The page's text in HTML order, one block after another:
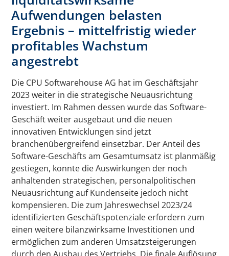
Aufwendungen belasten
Ergebnis – mittelfristig wieder
profitables Wachstum
angestrebt
Die CPU Softwarehouse AG hat im Geschäftsjahr
2023 weiter in die strategische Neuausrichtung
investiert. Im Rahmen dessen wurde das Software-
Geschäft weiter ausgebaut und die neuen
innovativen Entwicklungen sind jetzt
branchenübergreifend einsetzbar. Der Anteil des
Software-Geschäfts am Gesamtumsatz ist planmäßig
gestiegen, konnte die Auswirkungen der noch
anhaltenden strategischen, personalpolitischen
Neuausrichtung auf Kundenseite jedoch nicht
kompensieren. Die zum Jahreswechsel 2023/24
identifizierten Geschäftspotenziale erfordern zum
einen weitere bilanzwirksame Investitionen und
ermöglichen zum anderen Umsatzsteigerungen
durch den Ausbau des Vertriebs. Die finale Auflösung